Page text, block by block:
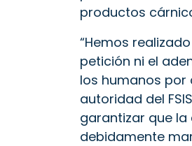
productos
“Hemos
petición ni el
los humanos por
autoridad del
garantizar que
debidamente